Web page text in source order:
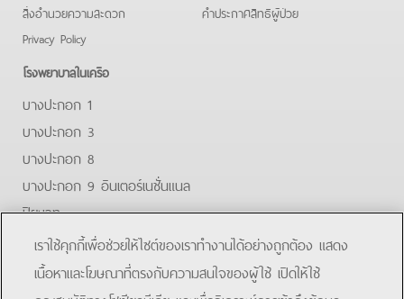
สิ่งอำนวยความสะดวก
Privacy Policy
คําประกาศสิทธิผู้ป่วย
โรงพยาบาลในเครือ
บางปะกอก 1
บางปะกอก 3
บางปะกอก 8
บางปะกอก 9 อินเตอร์เนชั่นแนล
ปิยะเวท
บางปะกอก-รังสิต 2
บางปะกอกสมุทรปราการ
เราใช้คุกกี้เพื่อช่วยให้ไซต์ของเราทำงานได้อย่างถูกต้อง แสดง
เนื้อหาและโฆษณาที่ตรงกับความสนใจของผู้ใช้ เปิดให้ใช้